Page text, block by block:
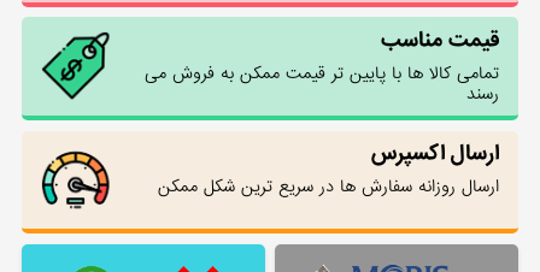
قیمت مناسب
تمامی کالا ها با پایین تر قیمت ممکن به فروش می
رسند
ارسال اکسپرس
ارسال روزانه سفارش ها در سریع ترین شکل ممکن